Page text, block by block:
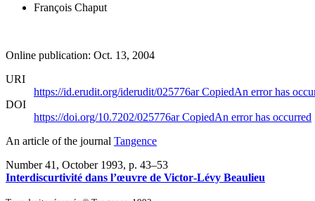
François Chaput
Online publication: Oct. 13, 2004
URI
https://id.erudit.org/iderudit/025776arCopiedAn error has
DOI
https://doi.org/10.7202/025776arCopiedAn error has occurred
An article of the journal Tangence
Number 41, October 1993, p. 43–53
Interdiscurtivité dans l’œuvre de Victor‑Lévy Beaulieu